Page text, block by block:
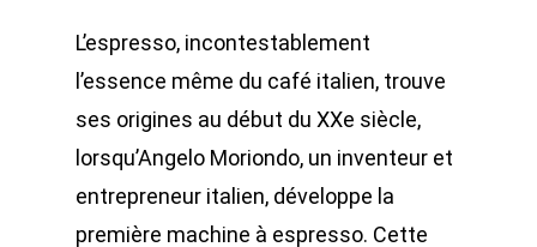
L’espresso, incontestablement
l’essence même du café italien, trouve
ses origines au début du XXe siècle,
lorsqu’Angelo Moriondo, un inventeur et
entrepreneur italien, développe la
première machine à espresso. Cette